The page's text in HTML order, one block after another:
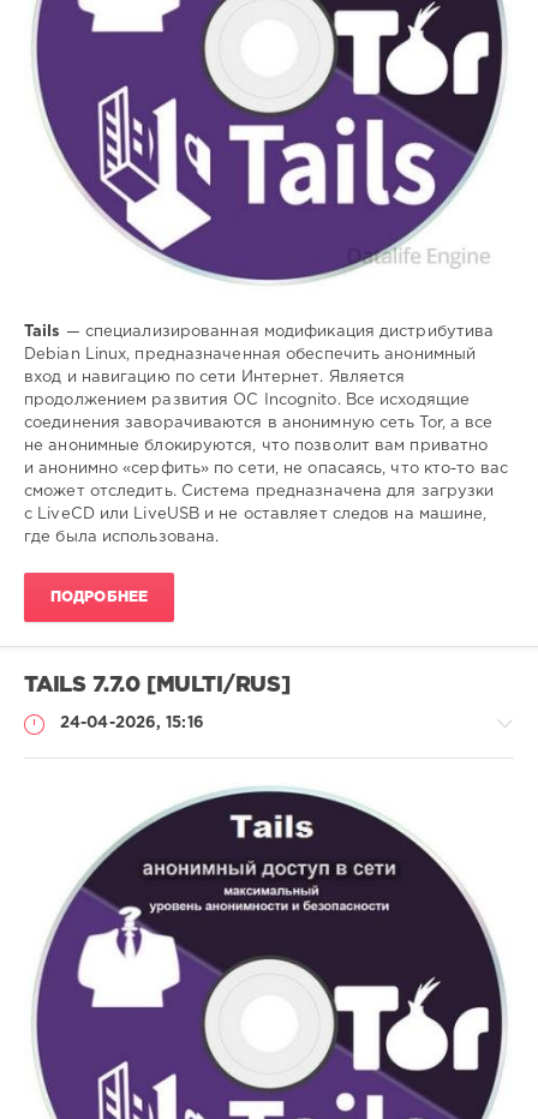
навигация
сети,
Tails — специализированная модификация дистрибутива
Debian Linux, предназначенная обеспечить анонимный
вход и навигацию по сети Интернет. Является
продолжением развития ОС Incognito. Все исходящие
соединения заворачиваются в анонимную сеть Tor, а все
не анонимные блокируются, что позволит вам приватно
и анонимно «серфить» по сети, не опасаясь, что кто-то вас
сможет отследить. Система предназначена для загрузки
с LiveCD или LiveUSB и не оставляет следов на машине,
где была использована.
ПОДРОБНЕЕ
TAILS 7.7.0 [MULTI/RUS]
24-04-2026, 15:16
Софт
SamDel
59
анонимная
навигация
сети,